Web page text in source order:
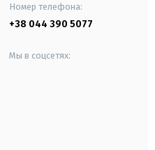
Номер телефона:
+38 044 390 5077
Мы в соцсетях: